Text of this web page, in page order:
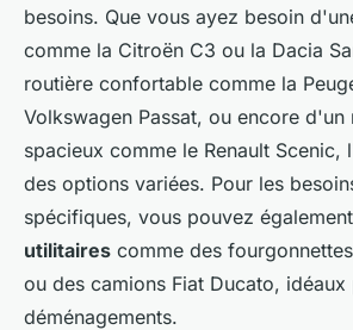
besoins. Que vous ayez besoin
comme la Citroën C3 ou la Dacia
routière confortable comme la
Volkswagen Passat, ou encore d'un
spacieux comme le Renault Scenic,
des options variées. Pour les
spécifiques, vous pouvez
utilitaires comme des
ou des camions Fiat Ducato, idéaux
déménagements.